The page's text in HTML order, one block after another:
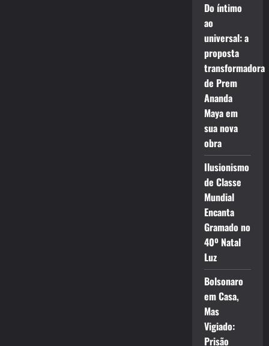
Do íntimo
ao
universal: a
proposta
transformadora
de Prem
Ananda
Maya em
sua nova
obra
Ilusionismo
de Classe
Mundial
Encanta
Gramado no
40º Natal
Luz
Bolsonaro
em Casa,
Mas
Vigiado:
Prisão